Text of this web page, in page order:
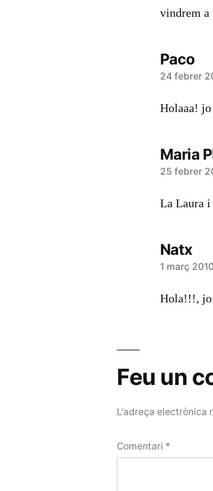
vindrem a
Paco
diu:
24 febrer
Holaaa!
Maria
diu:
25 febrer
La Laura
Natx
diu:
1 març
Hola!!!,
Feu un
L'adreça electrònica
Comentari *